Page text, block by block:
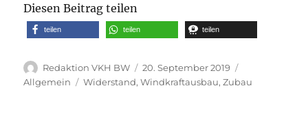
Diesen Beitrag teilen
teilen teilen teilen
Autor
Redaktion VKH BW
Veröffentlicht
am
20. September 2019
Allgemein
Schlagwörter
Widerstand,Windkraftausbau,Zubau